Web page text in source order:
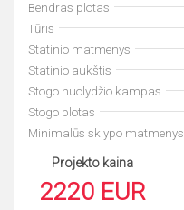
Bendras plotas
Tūris
Statinio matmenys
Statinio aukštis
Stogo nuolydžio kampas
Stogo plotas
Minimalūs sklypo matmenys
Projekto kaina
2220 EUR